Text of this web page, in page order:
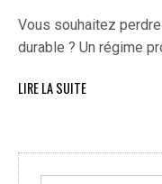
Vous souhaitez
durable ? Un régime
LIRE LA SUITE